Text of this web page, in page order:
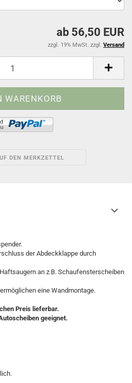
ab 56,50 EUR
zzgl. 19% MwSt. zzgl. Versand
DEN MERKZETTEL
der Abdeckklappe durch
an z.B. Schaufensterscheiben
eine Wandmontage.
Preis lieferbar.
geeignet.